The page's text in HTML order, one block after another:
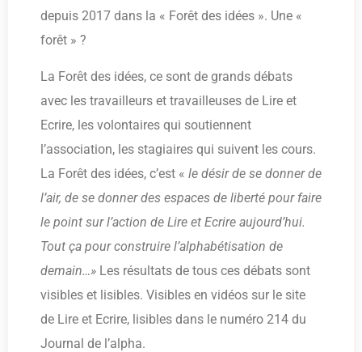
depuis 2017 dans la « Forêt des idées ». Une «
forêt » ?
La Forêt des idées, ce sont de grands débats
avec les travailleurs et travailleuses de Lire et
Ecrire, les volontaires qui soutiennent
l’association, les stagiaires qui suivent les cours.
La Forêt des idées, c’est « le désir de se donner de
l’air, de se donner des espaces de liberté pour faire
le point sur l’action de Lire et Ecrire aujourd’hui.
Tout ça pour construire l’alphabétisation de
demain…» Les résultats de tous ces débats sont
visibles et lisibles. Visibles en vidéos sur le site
de Lire et Ecrire, lisibles dans le numéro 214 du
Journal de l’alpha.